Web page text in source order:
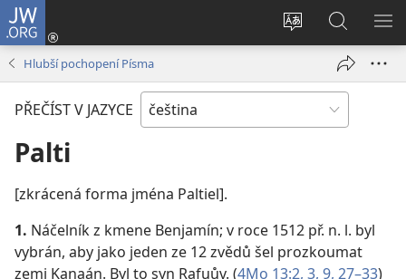
JW.ORG
Změnit
stránek
Přihlásit
se
okno)
Hledat
na
JW.ORG
Hlubší pochopení Písma
PŘEČÍST V JAZYCE
Palti
[zkrácená forma jména Paltiel].
1. Náčelník z kmene Benjamín; v roce 1512 př. n. l. byl
vybrán, aby jako jeden ze 12 zvědů šel prozkoumat
zemi Kanaán. Byl to syn Rafuův. (4Mo 13:2, 3, 9, 27–33)